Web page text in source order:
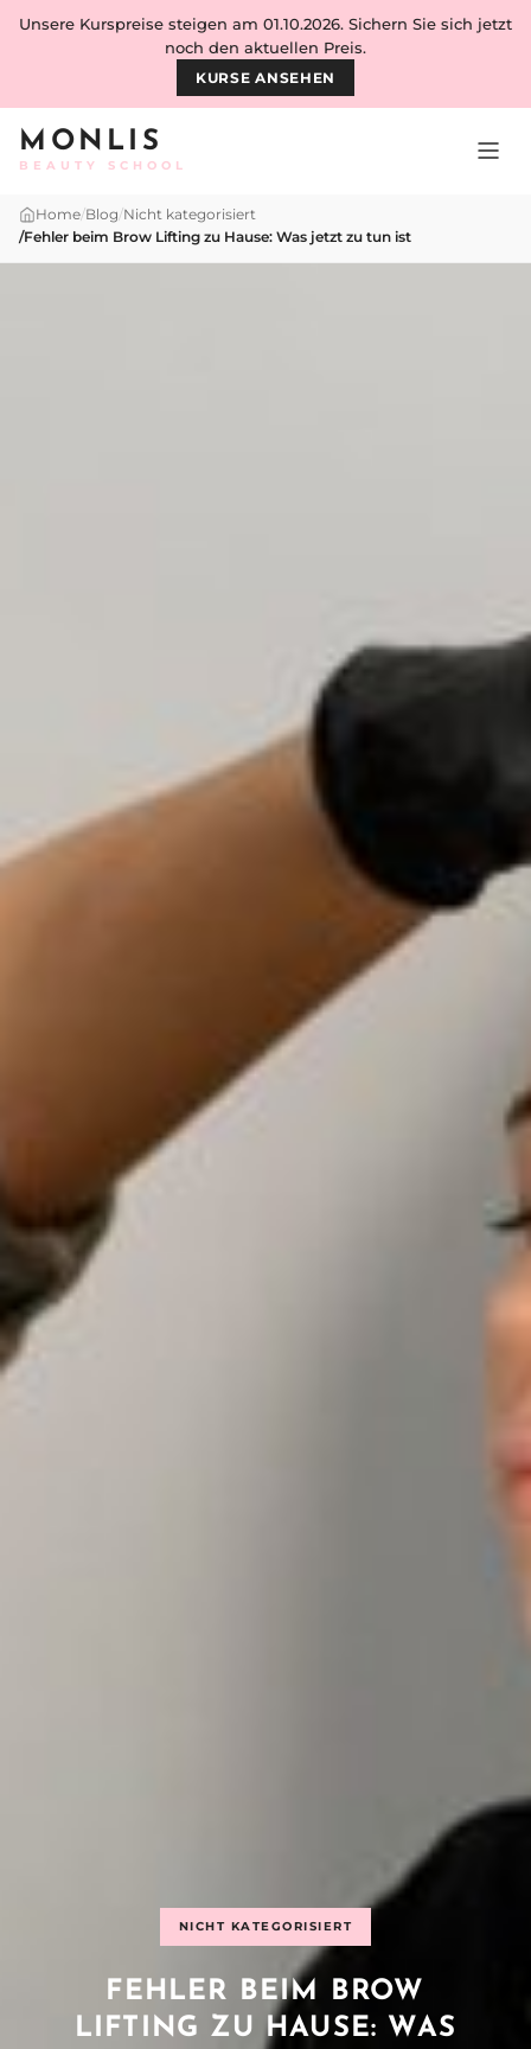
Skip to content
MONLIS
BEAUTY SCHOOL
Unsere Kurspreise steigen am 01.10.2026. Sichern Sie sich jetzt
noch den aktuellen Preis.
KURSE ANSEHEN
Home/Blog/Nicht kategorisiert
/Fehler beim Brow Lifting zu Hause: Was jetzt zu tun ist
NICHT KATEGORISIERT
FEHLER BEIM BROW
LIFTING ZU HAUSE: WAS